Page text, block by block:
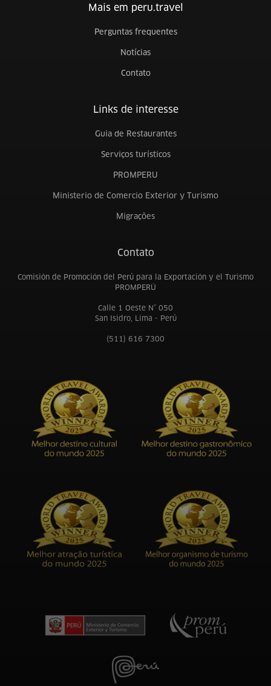
Mais em peru.travel
Perguntas frequentes
Notícias
Contato
Links de interesse
Guia de Restaurantes
Serviços turísticos
PROMPERU
Ministerio de Comercio Exterior y Turismo
Migrações
Contato
Comisión de Promoción del Perú para la Exportación y el Turismo
PROMPERÚ
Calle 1 Oeste N° 050
San Isidro, Lima - Perú
(511) 616 7300